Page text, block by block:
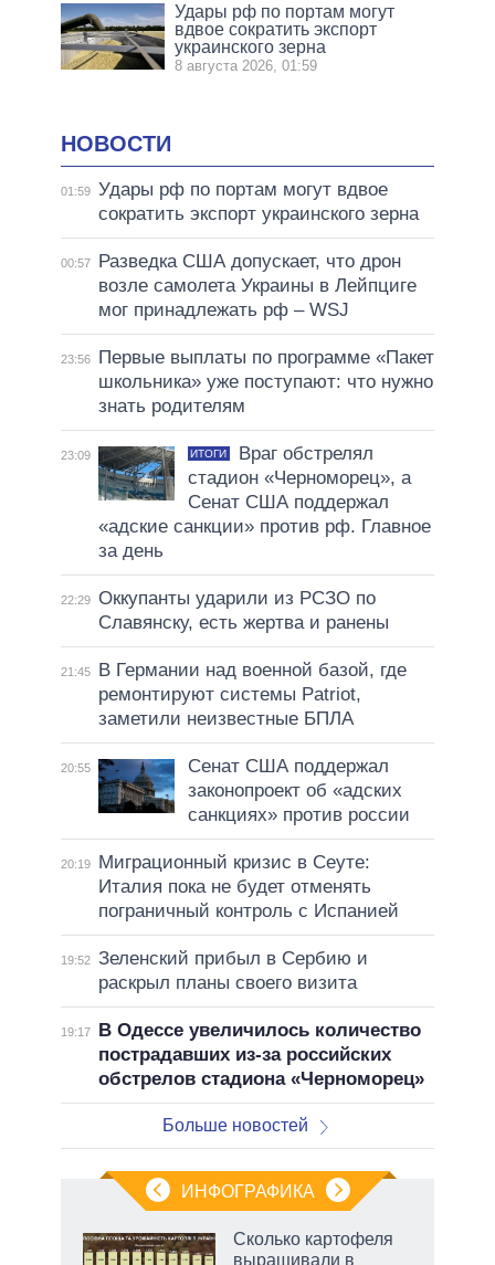
Удары рф по портам могут
вдвое сократить экспорт
украинского зерна
8 августа 2026, 01:59
НОВОСТИ
01:59 Удары рф по портам могут вдвое
сократить экспорт украинского зерна
00:57
Разведка США допускает, что дрон
возле самолета Украины в Лейпциге
мог принадлежать рф – WSJ
23:56
Первые выплаты по программе «Пакет
школьника» уже поступают: что нужно
знать родителям
23:09 ИТОГИ
Враг обстрелял
стадион «Черноморец», а
Сенат США поддержал
«адские санкции» против рф. Главное
за день
22:29 Оккупанты ударили из РСЗО по
Славянску, есть жертва и ранены
21:45
В Германии над военной базой, где
ремонтируют системы Patriot,
заметили неизвестные БПЛА
20:55
Сенат США поддержал
законопроект об «адских
санкциях» против россии
20:19
Миграционный кризис в Сеуте:
Италия пока не будет отменять
пограничный контроль с Испанией
19:52 Зеленский прибыл в Сербию и
раскрыл планы своего визита
19:17
В Одессе увеличилось количество
пострадавших из-за российских
обстрелов стадиона «Черноморец»
Больше новостей
ИНФОГРАФИКА
Сколько картофеля
выращивали в